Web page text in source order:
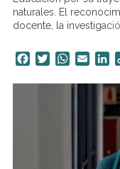
naturales. El
docente, la
Facebook
Twitter Email